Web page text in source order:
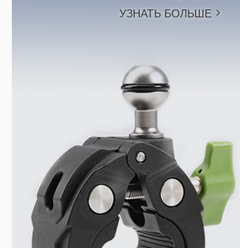
УЗНАТЬ БОЛЬШЕ